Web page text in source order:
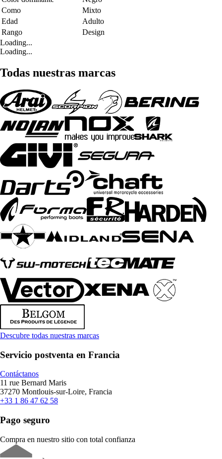
Como
Mixto
Edad
Adulto
Rango
Design
Loading...
Loading...
Todas nuestras marcas
Descubre todas nuestras marcas
Servicio postventa en Francia
Contáctanos
11 rue Bernard Maris
37270 Montlouis-sur-Loire, Francia
+33 1 86 47 62 58
Pago seguro
Compra en nuestro sitio con total confianza